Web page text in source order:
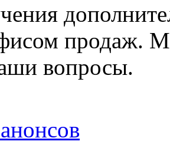
продаж.
вопросы.